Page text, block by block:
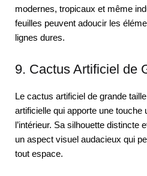
modernes, tropicaux et même
feuilles peuvent adoucir les
lignes dures.
9. Cactus Artificiel de
Le cactus artificiel de grande
artificielle qui apporte une touche
l’intérieur. Sa silhouette distincte
un aspect visuel audacieux qui
tout espace.